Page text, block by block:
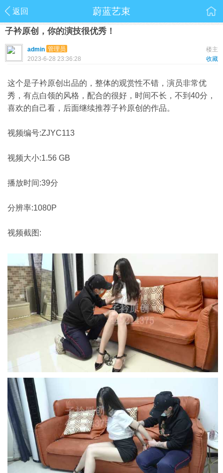
返回 蔚蓝艺束
子衿原创，你的演技很优秀！
楼主
admin 管理员
收藏
2023-6-28 23:36:28
这个是子衿原创出品的，整体的观赏性不错，演员非常优
秀，有点白领的风格，配合的很好，时间不长，不到40分，
喜欢的自己看，后面继续推荐子衿原创的作品。
视频编号:ZJYC113
视频大小:1.56 GB
播放时间:39分
分辨率:1080P
视频截图: